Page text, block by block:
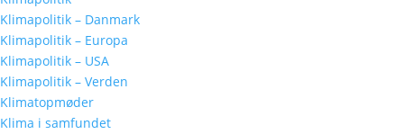
Klimapolitik – Danmark
Klimapolitik – Europa
Klimapolitik – USA
Klimapolitik – Verden
Klimatopmøder
Klima i samfundet